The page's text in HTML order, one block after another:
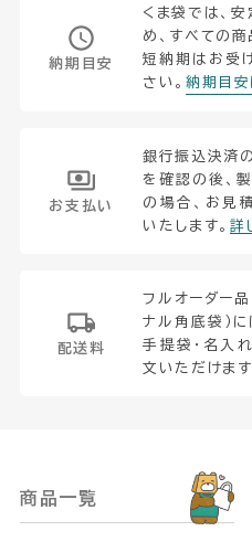
納期目安
くま袋では、
め、すべての
短納期はお受
さい。納期目安
お支払い
銀行振込決済
を確認の後、
の場合、お見
いたします。 詳
配送料
フルオーダー品
ナル角底袋）
手提袋・名入
文いただけます
商品一覧